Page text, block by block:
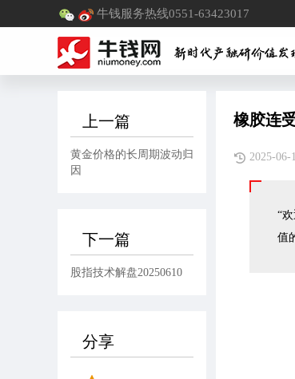
牛钱服务热线0551-63423017
上一篇
黄金价格的长周期波动归
因
下一篇
股指技术解盘20250610
分享
橡胶连
2025-
“
值